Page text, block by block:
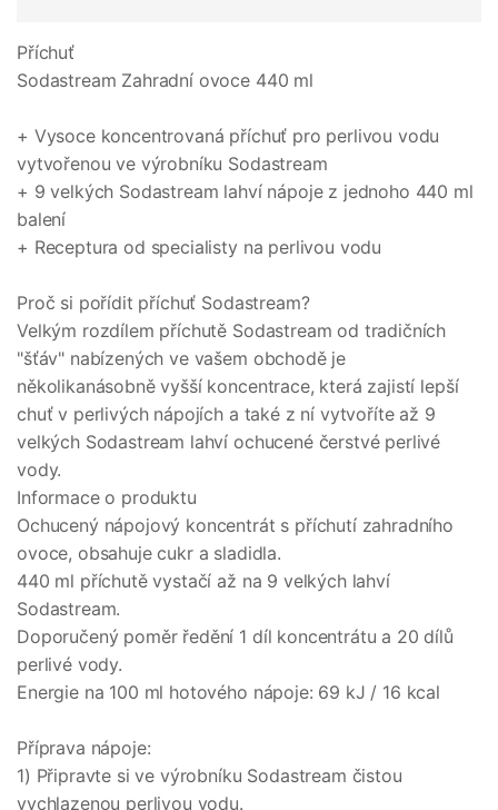
Příchuť
Sodastream Zahradní ovoce 440 ml
+ Vysoce koncentrovaná příchuť pro perlivou vodu
vytvořenou ve výrobníku Sodastream
+ 9 velkých Sodastream lahví nápoje z jednoho 440 ml
balení
+ Receptura od specialisty na perlivou vodu
Proč si pořídit příchuť Sodastream?
Velkým rozdílem příchutě Sodastream od tradičních
"šťáv" nabízených ve vašem obchodě je
několikanásobně vyšší koncentrace, která zajistí lepší
chuť v perlivých nápojích a také z ní vytvoříte až 9
velkých Sodastream lahví ochucené čerstvé perlivé
vody.
Informace o produktu
Ochucený nápojový koncentrát s příchutí zahradního
ovoce, obsahuje cukr a sladidla.
440 ml příchutě vystačí až na 9 velkých lahví
Sodastream.
Doporučený poměr ředění 1 díl koncentrátu a 20 dílů
perlivé vody.
Energie na 100 ml hotového nápoje: 69 kJ / 16 kcal
Příprava nápoje:
1) Připravte si ve výrobníku Sodastream čistou
vychlazenou perlivou vodu.